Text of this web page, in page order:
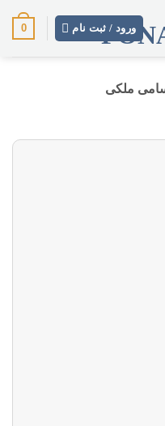
ورود / ثبت نام 0
ملکی